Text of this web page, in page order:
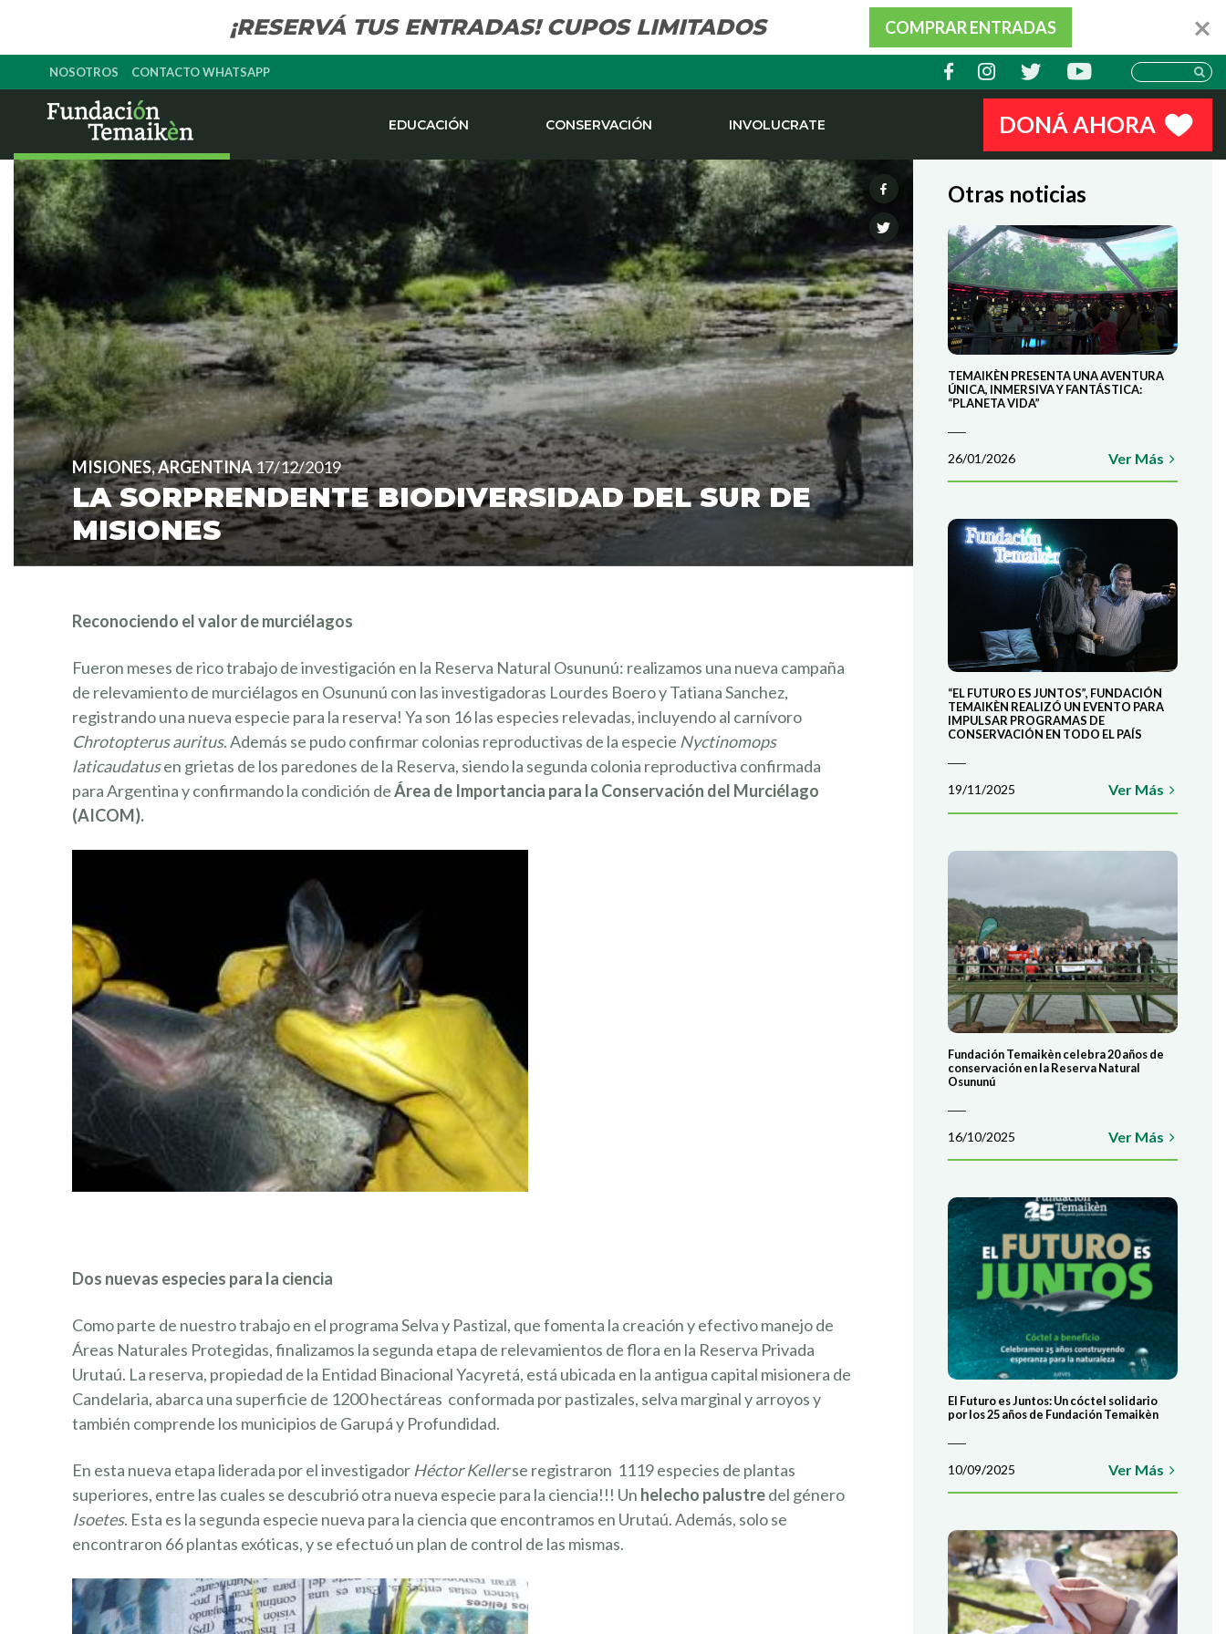
¡RESERVÁ TUS ENTRADAS! CUPOS LIMITADOS COMPRAR ENTRADAS
NOSOTROS CONTACTO WHATSAPP
EDUCACIÓN CONSERVACIÓN INVOLUCRATE DONÁ AHORA
MISIONES, ARGENTINA17/12/2019
LA SORPRENDENTE BIODIVERSIDAD DEL SUR DE
MISIONES
Reconociendo el valor de murciélagos
Fueron meses de rico trabajo de investigación en la Reserva Natural Osununú: realizamos una nueva campaña
de relevamiento de murciélagos en Osununú con las investigadoras Lourdes Boero y Tatiana Sanchez,
registrando una nueva especie para la reserva! Ya son 16 las especies relevadas, incluyendo al carnívoro
Chrotopterus auritus. Además se pudo confirmar colonias reproductivas de la especie Nyctinomops
laticaudatusen grietas de los paredones de la Reserva, siendo la segunda colonia reproductiva confirmada
para Argentina y confirmando la condición deÁrea de Importancia para la Conservación del Murciélago
(AICOM).
Dos nuevas especies para la ciencia
Como parte de nuestro trabajo en el programa Selva y Pastizal, que fomenta la creación y efectivo manejo de
Áreas Naturales Protegidas, finalizamos la segunda etapa de relevamientos de flora en la Reserva Privada
Urutaú. La reserva, propiedad de la Entidad Binacional Yacyretá, está ubicada en la antigua capital misionera de
Candelaria, abarca una superficie de 1200 hectáreas conformada por pastizales, selva marginal y arroyos y
también comprende los municipios de Garupá y Profundidad.
En esta nueva etapa liderada por el investigador Héctor Kellerse registraron 1119 especies de plantas
superiores, entre las cuales se descubrió otra nueva especie para la ciencia!!! Un helecho palustredel género
Isoetes. Esta es la segunda especie nueva para la ciencia que encontramos en Urutaú. Además, solo se
encontraron 66 plantas exóticas, y se efectuó un plan de control de las mismas.
Otras noticias
TEMAIKÈN PRESENTA UNA AVENTURA
ÚNICA, INMERSIVA Y FANTÁSTICA:
“PLANETA VIDA”
26/01/2026 Ver Más
“EL FUTURO ES JUNTOS”, FUNDACIÓN
TEMAIKÈN REALIZÓ UN EVENTO PARA
IMPULSAR PROGRAMAS DE
CONSERVACIÓN EN TODO EL PAÍS
19/11/2025 Ver Más
Fundación Temaikèn celebra 20 años de
conservación en la Reserva Natural
Osununú
16/10/2025 Ver Más
El Futuro es Juntos: Un cóctel solidario
por los 25 años de Fundación Temaikèn
10/09/2025 Ver Más